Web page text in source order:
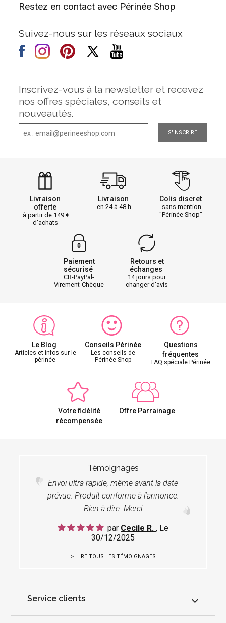
Restez en contact avec Périnée Shop
Suivez-nous sur les réseaux sociaux
Inscrivez-vous à la newsletter et recevez
nos offres spéciales, conseils et
nouveautés.
S'INSCRIRE
Livraison
offerte
à partir de 149
d'achats
Livraison
en 24 à 48 h
Colis discret
sans mention
"Périnée Shop"
Paiement
sécurisé
CB-PayPal-
Virement-Chèque
Retours et
échanges
14 jours pour
changer d'avis
Le Blog
Articles et infos sur le
périnée
Conseils Périnée
Les conseils de
Périnée Shop
Questions
fréquentes
FAQ spéciale Périnée
Votre fidélité
récompensée
Offre Parrainage
Témoignages
Envoi ultra rapide, même avant la date
prévue. Produit conforme à l'annonce.
Rien à dire. Merci
par Cecile R. , Le
30/12/2025
LIRE TOUS LES TÉMOIGNAGES
Service clients